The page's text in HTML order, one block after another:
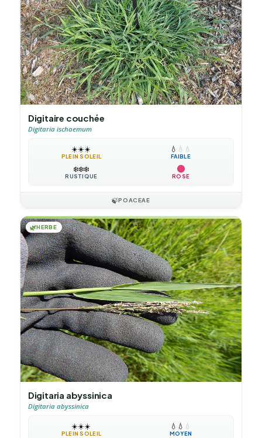
Digitaire couchée
Digitaria ischaemum
☀️☀️☀️
PLEIN SOLEIL
💧 💧 💧
FAIBLE
❄️❄️❄️
RUSTIQUE ROSE
🍃POACEAE
🌿HERBE
Digitaria abyssinica
Digitaria abyssinica
☀️☀️☀️
PLEIN SOLEIL
💧 💧 💧
MOYEN